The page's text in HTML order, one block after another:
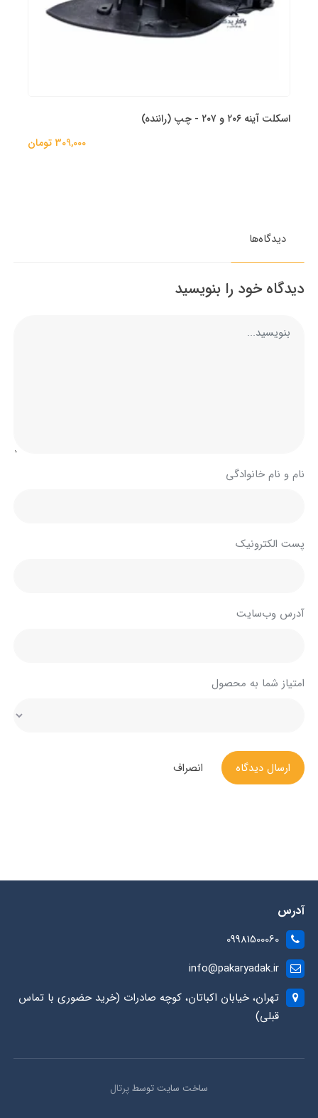
اسکلت آینه ۲۰۶ و ۲۰۷ - چپ (راننده)
309,000 تومان
دیدگاه‌ها
دیدگاه خود را بنویسید
نام و نام خانوادگی
پست الکترونیک
آدرس وب‌سایت
امتیاز شما به محصول
ارسال دیدگاه انصراف
آدرس
09981500060
info@pakaryadak.ir
تهران، خیابان اکباتان، کوچه صادرات (خرید حضوری با تماس
قبلی)
ساخت سایت توسطپرتال